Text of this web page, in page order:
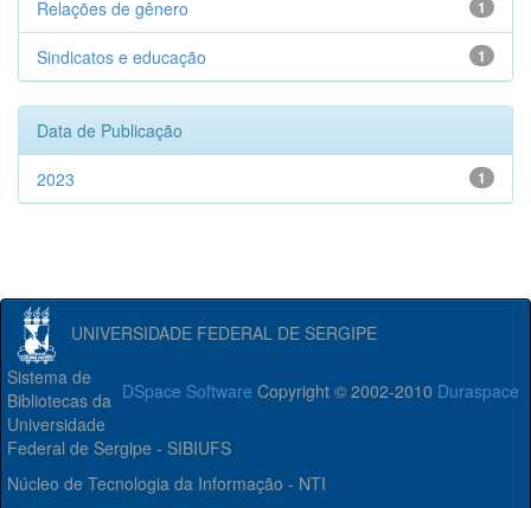
1
Relações de gênero
1
Sindicatos e educação
Data de Publicação
1
2023
UNIVERSIDADE FEDERAL DE SERGIPE
DSpace Software Copyright © 2002-2010 Duraspace
Sistema de
Bibliotecas da
Universidade
Federal de Sergipe - SIBIUFS
Núcleo de Tecnologia da Informação - NTI